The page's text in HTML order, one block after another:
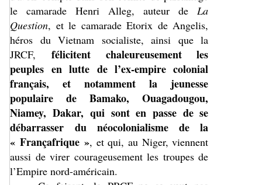
le camarade Henri Alleg, auteur deLa
Question, et le camarade Etorix de Angelis,
héros du Vietnam socialiste, ainsi que la
JRCF,félicitent chaleureusement les
peuples en lutte de l’ex-empire colonial
français, et notamment la jeunesse
populaire de Bamako, Ouagadougou,
Niamey, Dakar, qui sont en passe de se
débarrasser du néocolonialisme de la
« Françafrique », et qui, au Niger, viennent
aussi de virer courageusement les troupes de
l’Empire nord-américain.